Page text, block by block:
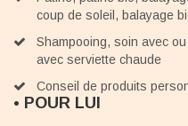
coup de soleil, balayage
Shampooing, soin avec
avec serviette chaude
Conseil de produits
• POUR LUI